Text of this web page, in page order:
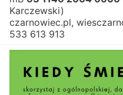
Karczewski)
czarnowiec.pl,
533 613 913